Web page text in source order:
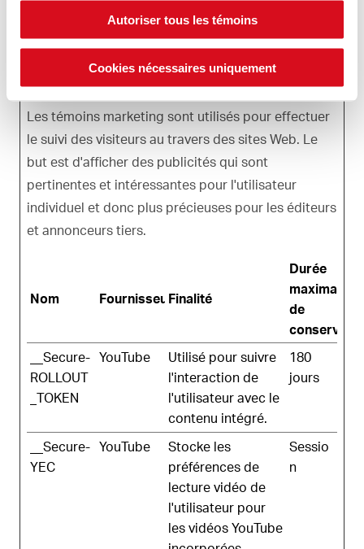
Autoriser tous les témoins
Cookies nécessaires uniquement
services intégrés.
Marketing (20)
Les témoins marketing sont utilisés pour effectuer
le suivi des visiteurs au travers des sites Web. Le
but est d'afficher des publicités qui sont
pertinentes et intéressantes pour l'utilisateur
individuel et donc plus précieuses pour les éditeurs
et annonceurs tiers.
Nom FournisseurFinalité
Durée
maximale
de
__Secure-
ROLLOUT
_TOKEN
YouTube
Utilisé pour suivre
l'interaction de
l'utilisateur avec le
contenu intégré.
180
jours
__Secure-
YEC
YouTube
Stocke les
préférences de
lecture vidéo de
l'utilisateur pour
les vidéos YouTube
Sessio
n